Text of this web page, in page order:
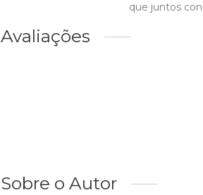
que juntos
Avaliações
Sobre o Autor